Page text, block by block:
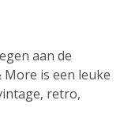
aan de
More is een leuke
retro,